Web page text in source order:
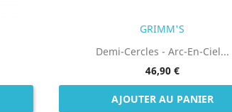
GRIMM'S
Demi-Cercles - Arc-En-Ciel...
46,90 €
AJOUTER AU PANIER